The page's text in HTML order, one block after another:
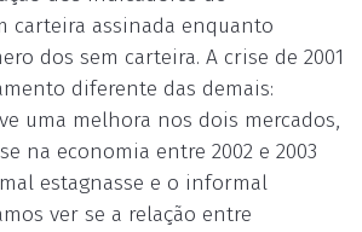
carteira assinada enquanto
dos sem carteira. A crise de 2001
diferente das demais:
uma melhora nos dois mercados,
na economia entre 2002 e 2003
estagnasse e o informal
ver se a relação entre